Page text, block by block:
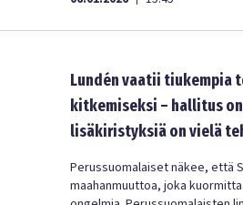
Lundén vaatii tiukempia
kitkemiseksi – hallitus
lisäkiristyksiä on vielä
Perussuomalaiset näkee, että
maahanmuuttoa, joka